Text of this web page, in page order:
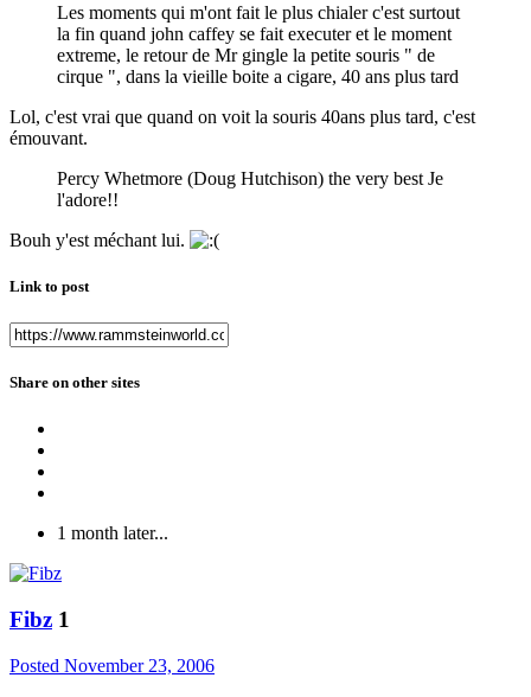
Les moments qui m'ont fait le plus chialer c'est surtout
la fin quand john caffey se fait executer et le moment
extreme, le retour de Mr gingle la petite souris " de
cirque ", dans la vieille boite a cigare, 40 ans plus tard
Lol, c'est vrai que quand on voit la souris 40ans plus tard, c'est
émouvant.
Percy Whetmore (Doug Hutchison) the very best Je
l'adore!!
Bouh y'est méchant lui.
Link to post
Share on other sites
1 month later...
Fibz 1
Posted November 23, 2006